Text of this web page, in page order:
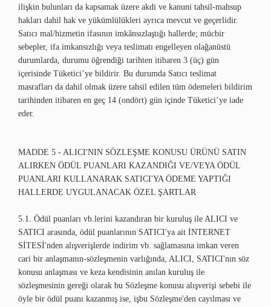
ilişkin bulunları da kapsamak üzere akdi ve kanuni tahsil-mahsup
hakları dahil hak ve yükümlülükleri ayrıca mevcut ve geçerlidir.
Satıcı mal/hizmetin ifasının imkânsızlaştığı hallerde; mücbir
sebepler, ifa imkansızlığı veya teslimatı engelleyen olağanüstü
durumlarda, durumu öğrendiği tarihten itibaren 3 (üç) gün
içerisinde Tüketici’ye bildirir. Bu durumda Satıcı teslimat
masrafları da dahil olmak üzere tahsil edilen tüm ödemeleri bildirim
tarihinden itibaren en geç 14 (ondört) gün içinde Tüketici’ye iade
eder.
MADDE 5 - ALICI'NIN SÖZLEŞME KONUSU ÜRÜNÜ SATIN
ALIRKEN ÖDÜL PUANLARI KAZANDIĞI VE/VEYA ÖDÜL
PUANLARI KULLANARAK SATICI'YA ÖDEME YAPTIĞI
HALLERDE UYGULANACAK ÖZEL ŞARTLAR
5.1. Ödül puanları vb.lerini kazandıran bir kuruluş ile ALICI ve
SATICI arasında, ödül puanlarının SATICI'ya ait İNTERNET
SİTESİ'nden alışverişlerde indirim vb. sağlamasına imkan veren
cari bir anlaşmanın-sözleşmenin varlığında, ALICI, SATICI'nın söz
konusu anlaşması ve keza kendisinin anılan kuruluş ile
sözleşmesinin gereği olarak bu Sözleşme konusu alışverişi sebebi ile
öyle bir ödül puanı kazanmış ise, işbu Sözleşme'den cayılması ve